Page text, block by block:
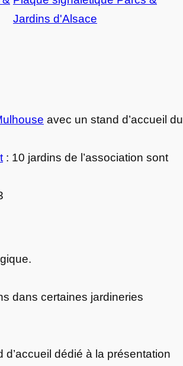
avec un stand d’accueil du
: 10 jardins de l’association sont
dans certaines jardineries
d’accueil dédié à la présentation